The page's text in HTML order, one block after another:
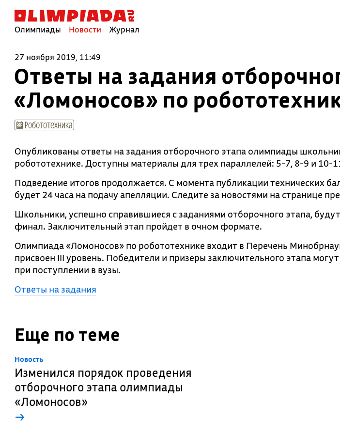
Олимпиады Новости Журнал
27 ноября 2019, 11:49
Ответы на задания
«Ломоносов» по
Робототехника
Опубликованы ответы на задания отборочного этапа олимпиады
робототехнике. Доступны материалы для трех параллелей: 5-7, 8-9 и 10-
Подведение итогов продолжается. С момента публикации технических
будет 24 часа на подачу апелляции. Следите за новостями на странице
Школьники, успешно справившиеся с заданиями отборочного этапа,
финал. Заключительный этап пройдет в очном формате.
Олимпиада «Ломоносов» по робототехнике входит в Перечень
присвоен III уровень. Победители и призеры заключительного этапа
при поступлении в вузы.
Ответы на задания
Еще по теме
Новость
Изменился порядок проведения
отборочного этапа олимпиады
«Ломоносов»
→